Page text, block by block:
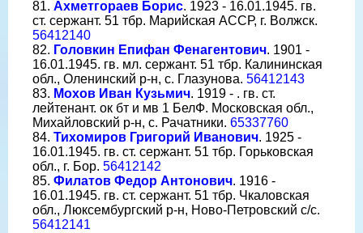
81. Ахметгораев Борис. 1923 - 16.01.1945. гв.
ст. сержант. 51 тбр. Марийская АССР, г. Волжск.
56412140
82. Головкин Епифан Фенагентович. 1901 -
16.01.1945. гв. мл. сержант. 51 тбр. Калининская
обл., Оленинский р-н, с. Глазунова. 56412143
83. Мохов Иван Кузьмич. 1919 - . гв. ст.
лейтенант. ок бт и мв 1 БелФ. Московская обл.,
Михайловский р-н, с. Рачатники. 65337760
84. Тихомиров Григорий Иванович. 1925 -
16.01.1945. гв. ст. сержант. 51 тбр. Горьковская
обл., г. Бор. 56412142
85. Филатов Федор Антонович. 1916 -
16.01.1945. гв. ст. сержант. 51 тбр. Чкаловская
обл., Люксембургский р-н, Ново-Петровский с/с.
56412141